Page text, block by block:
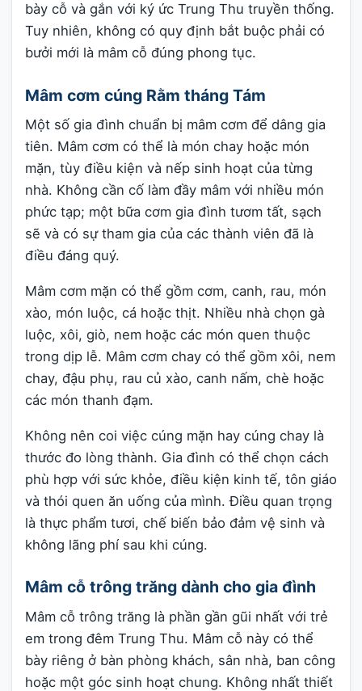
bày cỗ và gắn với ký ức Trung Thu truyền thống.
Tuy nhiên, không có quy định bắt buộc phải có
bưởi mới là mâm cỗ đúng phong tục.
Mâm cơm cúng Rằm tháng Tám
Một số gia đình chuẩn bị mâm cơm để dâng gia
tiên. Mâm cơm có thể là món chay hoặc món
mặn, tùy điều kiện và nếp sinh hoạt của từng
nhà. Không cần cố làm đầy mâm với nhiều món
phức tạp; một bữa cơm gia đình tươm tất, sạch
sẽ và có sự tham gia của các thành viên đã là
điều đáng quý.
Mâm cơm mặn có thể gồm cơm, canh, rau, món
xào, món luộc, cá hoặc thịt. Nhiều nhà chọn gà
luộc, xôi, giò, nem hoặc các món quen thuộc
trong dịp lễ. Mâm cơm chay có thể gồm xôi, nem
chay, đậu phụ, rau củ xào, canh nấm, chè hoặc
các món thanh đạm.
Không nên coi việc cúng mặn hay cúng chay là
thước đo lòng thành. Gia đình có thể chọn cách
phù hợp với sức khỏe, điều kiện kinh tế, tôn giáo
và thói quen ăn uống của mình. Điều quan trọng
là thực phẩm tươi, chế biến bảo đảm vệ sinh và
không lãng phí sau khi cúng.
Mâm cỗ trông trăng dành cho gia đình
Mâm cỗ trông trăng là phần gần gũi nhất với trẻ
em trong đêm Trung Thu. Mâm cỗ này có thể
bày riêng ở bàn phòng khách, sân nhà, ban công
hoặc một góc sinh hoạt chung. Không nhất thiết